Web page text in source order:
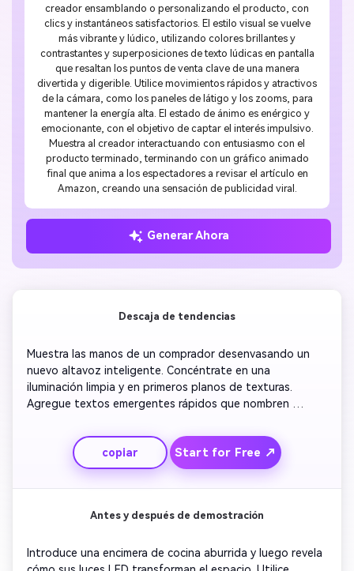
creador ensamblando o personalizando el producto, con
clics y instantáneos satisfactorios. El estilo visual se vuelve
más vibrante y lúdico, utilizando colores brillantes y
contrastantes y superposiciones de texto lúdicas en pantalla
que resaltan los puntos de venta clave de una manera
divertida y digerible. Utilice movimientos rápidos y atractivos
de la cámara, como los paneles de látigo y los zooms, para
mantener la energía alta. El estado de ánimo es enérgico y
emocionante, con el objetivo de captar el interés impulsivo.
Muestra al creador interactuando con entusiasmo con el
producto terminado, terminando con un gráfico animado
final que anima a los espectadores a revisar el artículo en
Amazon, creando una sensación de publicidad viral.
Generar Ahora
Descaja de tendencias
Muestra las manos de un comprador desenvasando un
nuevo altavoz inteligente. Concéntrate en una
iluminación limpia y en primeros planos de texturas.
Agregue textos emergentes rápidos que nombren
voz'. Corte a una escena de estilo de vida rápida en una
acogedora sala de estar. Resalta el momento de
satisfacción cuando la música suena al instante. Utilice
una pista de fondo nítida y mantenga el ritmo dinámico
copiar Start for Free ↗
Antes y después de demostración
Introduce una encimera de cocina aburrida y luego revela